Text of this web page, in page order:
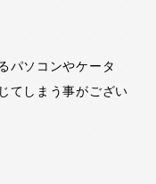
パソコンやケータ
てしまう事がござい